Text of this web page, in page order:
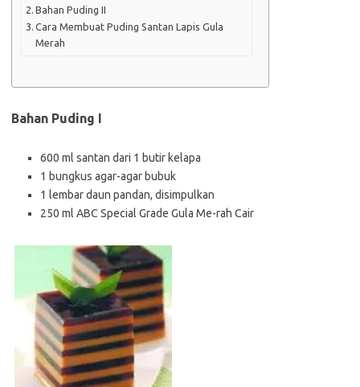
Bahan Puding II
Cara Membuat Puding Santan Lapis Gula
Merah
Bahan Puding I
600 ml santan dari 1 butir kelapa
1 bungkus agar-agar bubuk
1 lembar daun pandan, disimpulkan
250 ml ABC Special Grade Gula Me-rah Cair